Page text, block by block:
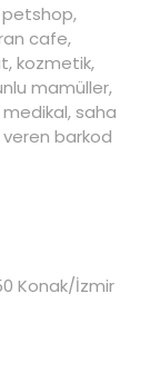
petshop,
cafe,
kozmetik,
mamüller,
saha
barkod
Konak/İzmir